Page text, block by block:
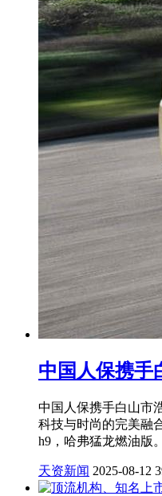
中国人保携手
中国人保携手白山市
科技与时尚的完美融
h9，哈弗猛龙燃油版
天资新闻 2025-08-12